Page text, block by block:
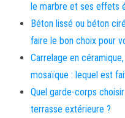
le marbre et ses effets
Béton lissé ou béton
faire le bon choix pour
Carrelage en
mosaïque : lequel est
Quel garde-corps
terrasse extérieure ?